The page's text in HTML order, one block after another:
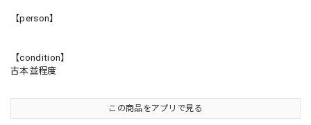
【person】
【condition】
古本並程度
この商品をアプリで見る